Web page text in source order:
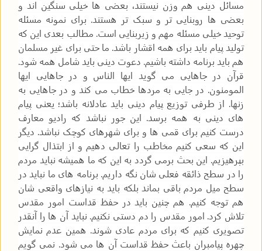
مسائل دینی هم وزن نیستند، بعضی ها خیلی سنگین اند و
بعضی ها روبنایی تر و سبک تر هستند. برای نمونه مسئله
توحید خیلی مسئله مهم و زیربنایی است. مطالب بعدی این که
تولید پیام باید برای همه اقشار باشد. ما حتی برای غیر مسلمان
هم باید برنامه داشته باشیم. دعوت دینی باید شامل همه شود.
قرآن در جاهایی می گوید ایها الناس و در جاهایی ایها
المومنون. در جایی به مردها خطاب می کند و در جاهایی به
زنها. از طرفی توزیع پیام دینی باید عادلانه باشد؛ یعنی پیام
های دینی به همه برسد. این جور نباشد که رادیو معارف
درست کنیم برای قمی ها و برای شهرهای کوچک نباشد. دیگر
این که سعی کنیم مخاطب را تعالی دهیم و از ابتذال گرایی
بپرهیزیم. این بحث برمی گردد به این که ما همیشه نباید مردم
را در سطح ذائقه فعلی شان نگه داریم. برنامه های ما نباید در
سطح میل مردم باقی بماند بلکه باید به نیازهای واقعی شان
هم توجه کنیم. هم چنین باید در حفظ قداست امور مقدس
تلاش کرد. امور مقدس را دم دستی نکنیم. نباید آن ها را آنقدر
تصویری کنیم که برای مردم عادی شوند. همین عدم نمایش
چهره پیامبران باعث حفظ قداست آن ها می شود. نمی گویم